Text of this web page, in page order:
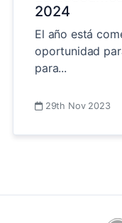
Le
2024
El año está
oportunidad